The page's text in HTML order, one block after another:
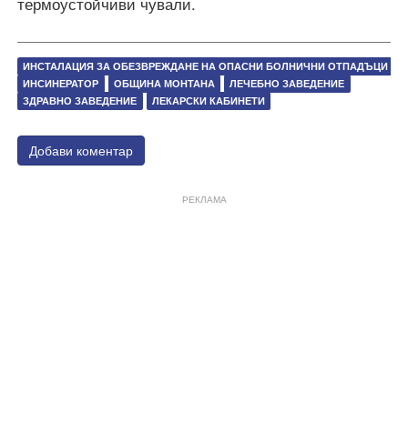
ИНСТАЛАЦИЯ ЗА ОБЕЗВРЕЖДАНЕ НА ОПАСНИ БОЛНИЧНИ ОТПАДЪЦИ
ИНСИНЕРАТОР
ОБЩИНА МОНТАНА
ЛЕЧЕБНО ЗАВЕДЕНИЕ
ЗДРАВНО ЗАВЕДЕНИЕ
ЛЕКАРСКИ КАБИНЕТИ
Добави коментар
РЕКЛАМА